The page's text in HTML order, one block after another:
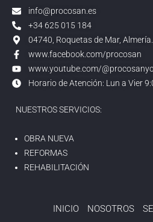
info@procosan.es
+34 625 015 184
04740, Roquetas de Mar, Almería.
www.facebook.com/procosan
www.youtube.com/
Horario de Atención: Lun a Vier
NUESTROS SERVICIOS:
OBRA NUEVA
REFORMAS
REHABILITACIÓN
INICIO NOSOTROS